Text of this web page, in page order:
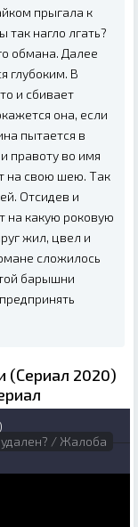
прыгала к
нагло лгать?
обмана. Далее
глубоким. В
и сбивает
она, если
пытается в
правоту во имя
на свою шею. Так
Отсидев и
на какую роковую
жил, цвел и
сложилось
барышни
(Сериал 2020)
/ Жалоба